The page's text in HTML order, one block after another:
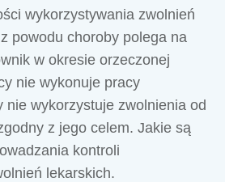
wykorzystywania zwolnień
powodu choroby polega na
w okresie orzeczonej
nie wykonuje pracy
nie wykorzystuje zwolnienia od
z jego celem. Jakie są
kontroli
lekarskich.